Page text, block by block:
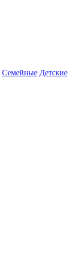
Семейные Детские